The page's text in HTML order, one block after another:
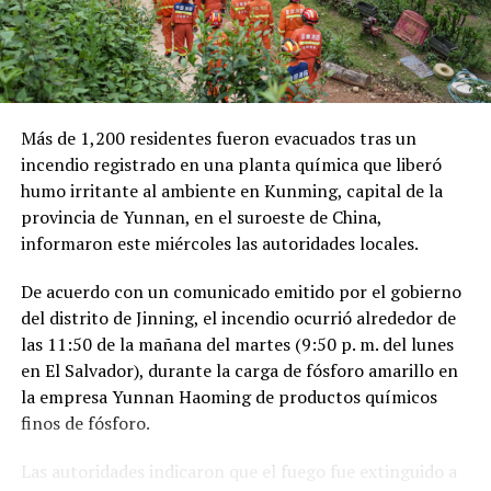
Como antecedente, recordaron que una toma
clandestina en un ducto de Pemex provocó una
explosión en 2019, en el estado de Hidalgo, dejando un
saldo de 137 personas fallecidas.
Comparte esto:
Facebook X
Más de 1,200 residentes fueron evacuados tras un
incendio registrado en una planta química que liberó
humo irritante al ambiente en Kunming, capital de la
provincia de Yunnan, en el suroeste de China,
informaron este miércoles las autoridades locales.
De acuerdo con un comunicado emitido por el gobierno
del distrito de Jinning, el incendio ocurrió alrededor de
las 11:50 de la mañana del martes (9:50 p. m. del lunes
en El Salvador), durante la carga de fósforo amarillo en
la empresa Yunnan Haoming de productos químicos
finos de fósforo.
Las autoridades indicaron que el fuego fue extinguido a